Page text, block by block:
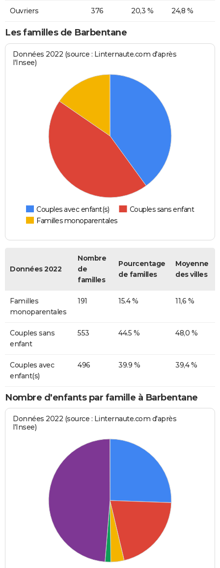
Ouvriers 376 20,3 % 24,8 %
Les familles de Barbentane
Données 2022 (source : Linternaute.com d'après
l'Insee)
Couples avec enfant(s)
Couples sans enfant
Familles monoparentales
Données 2022
Nombre
de
familles
Pourcentage
de familles
Moyenne
des villes
Familles
monoparentales
191 15.4 % 11,6 %
Couples sans
enfant
553 44.5 % 48,0 %
Couples avec
enfant(s)
496 39.9 % 39,4 %
Nombre d'enfants par famille à Barbentane
Données 2022 (source : Linternaute.com d'après
l'Insee)